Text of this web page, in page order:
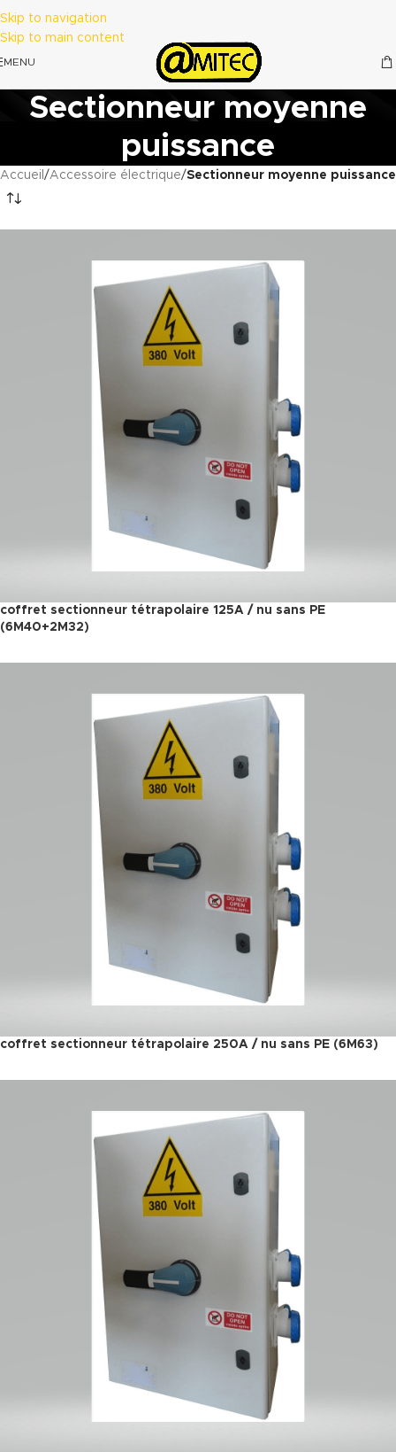
Skip to navigation
Skip to main content
MENU
Sectionneur moyenne
puissance
Accueil /Accessoire électrique/Sectionneur moyenne puissance
coffret sectionneur tétrapolaire 125A / nu sans PE
(6M40+2M32)
coffret sectionneur tétrapolaire 250A / nu sans PE (6M63)